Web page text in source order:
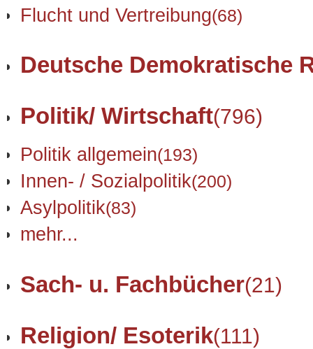
Flucht und Vertreibung(68)
Deutsche Demokratische
Politik/ Wirtschaft(796)
Politik allgemein(193)
Innen- / Sozialpolitik(200)
Asylpolitik(83)
mehr...
Sach- u. Fachbücher(21)
Religion/ Esoterik(111)